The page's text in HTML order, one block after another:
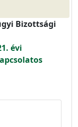
Bizottsági
évi